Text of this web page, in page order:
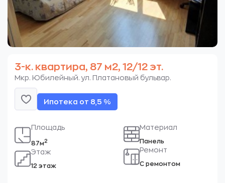
3-к. квартира, 87 м2, 12/12 эт.
Мкр. Юбилейный. ул. Платановый бульвар.
Ипотека от 8,5 %
Площадь
87м2
Этаж
12 этаж
Материал
Панель
Ремонт
С ремонтом